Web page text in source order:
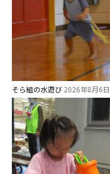
そら組の水遊び 2026年8月6日